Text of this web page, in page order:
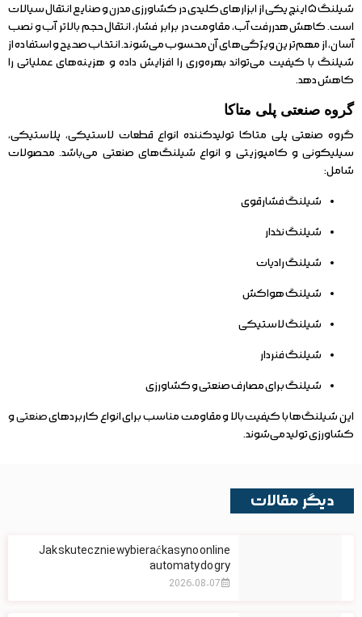
شیلنگ ۵ اینچ یکی از ابزارهای کلیدی در کشاورزی مدرن و صنایع انتقال سیالات
است. کاهش هدررفت آب، مقاومت در برابر فشار، انتقال حجم بالاتر آب و نصب
آسان، از مهم‌ترین ویژگی‌های آن محسوب می‌شوند. انتخاب صحیح و استفاده از
شیلنگ با کیفیت می‌تواند بهره‌وری را افزایش داده و هزینه‌های عملیاتی را
کاهش دهد.
گروه صنعتی پلی متاکا
گروه صنعتی پلی متاکا تولیدکننده انواع قطعات لاستیکی، پلاستیکی،
سیلیکونی و کامپوزیتی و انواع شیلنگ‌های صنعتی می‌باشد. محصولات
شامل:
شیلنگ فشارقوی
شیلنگ نخدار
شیلنگ رادیات
شیلنگ هواکش
شیلنگ لاستیکی
شیلنگ فنردار
شیلنگ برای مصارف صنعتی و کشاورزی
این شیلنگ‌ها با کیفیت بالا و مقاومت مناسب برای انواع کاربردهایصنعتیو
کشاورزی تولید می‌شوند.
دیگر مقالات
Jak skutecznie wybierać kasyno online
automaty do gry